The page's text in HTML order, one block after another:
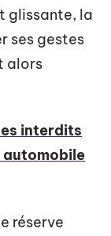
glissante, la
ses gestes
alors
interdits
automobile
réserve